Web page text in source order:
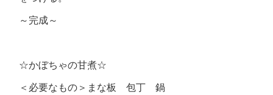
～完成～
☆かぼちゃの甘煮☆
＜必要なもの＞まな板 包丁 鍋